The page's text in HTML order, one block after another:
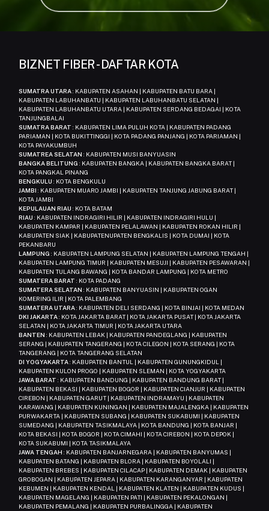
BIZNET FIBER - DAFTAR KOTA
SUMATRA UTARA: KABUPATEN ASAHAN | KABUPATEN BATU BARA |
KABUPATEN LABUHANBATU | KABUPATEN LABUHANBATU SELATAN |
KABUPATEN LABUHANBATU UTARA | KABUPATEN SERDANG BEDAGAI | KOTA
TANJUNGBALAI
SUMATRA BARAT : KABUPATEN LIMA PULUH KOTA | KABUPATEN PADANG
PARIAMAN | KOTA BUKITTINGGI | KOTA PADANG PANJANG | KOTA PARIAMAN |
KOTA PAYAKUMBUH
SUMATREA SELATAN : KABUPATEN MUSI BANYUASIN
BANGKA BELITUNG : KABUPATEN BANGKA | KABUPATEN BANGKA BARAT |
KOTA PANGKAL PINANG
BENGKULU : KOTA BENGKULU
JAMBI : KABUPATEN MUARO JAMBI | KABUPATEN TANJUNG JABUNG BARAT |
KOTA JAMBI
KEPULAUAN RIAU : KOTA BATAM
RIAU : KABUPATEN INDRAGIRI HILIR | KABUPATEN INDRAGIRI HULU |
KABUPATEN KAMPAR | KABUPATEN PELALAWAN | KABUPATEN ROKAN HILIR |
KABUPATEN SIAK | KABUPATENUPATEN BENGKALIS | KOTA DUMAI | KOTA
PEKANBARU
LAMPUNG : KABUPATEN LAMPUNG SELATAN | KABUPATEN LAMPUNG TENGAH |
KABUPATEN LAMPUNG TIMUR | KABUPATEN MESUJI | KABUPATEN PESAWARAN |
KABUPATEN TULANG BAWANG | KOTA BANDAR LAMPUNG | KOTA METRO
SUMATERA BARAT : KOTA PADANG
SUMATERA SELATAN : KABUPATEN BANYUASIN | KABUPATEN OGAN
KOMERING ILIR | KOTA PALEMBANG
SUMATERA UTARA: KABUPATEN DELI SERDANG | KOTA BINJAI | KOTA MEDAN
DKI JAKARTA: KOTA JAKARTA BARAT | KOTA JAKARTA PUSAT | KOTA JAKARTA
SELATAN | KOTA JAKARTA TIMUR | KOTA JAKARTA UTARA
BANTEN : KABUPATEN LEBAK | KABUPATEN PANDEGLANG | KABUPATEN
SERANG | KABUPATEN TANGERANG | KOTA CILEGON | KOTA SERANG | KOTA
TANGERANG | KOTA TANGERANG SELATAN
DI YOGYAKARTA: KABUPATEN BANTUL | KABUPATEN GUNUNGKIDUL |
KABUPATEN KULON PROGO | KABUPATEN SLEMAN | KOTA YOGYAKARTA
JAWA BARAT : KABUPATEN BANDUNG | KABUPATEN BANDUNG BARAT |
KABUPATEN BEKASI | KABUPATEN BOGOR | KABUPATEN CIANJUR | KABUPATEN
CIREBON | KABUPATEN GARUT | KABUPATEN INDRAMAYU | KABUPATEN
KARAWANG | KABUPATEN KUNINGAN | KABUPATEN MAJALENGKA | KABUPATEN
PURWAKARTA | KABUPATEN SUBANG | KABUPATEN SUKABUMI | KABUPATEN
SUMEDANG | KABUPATEN TASIKMALAYA | KOTA BANDUNG | KOTA BANJAR |
KOTA BEKASI | KOTA BOGOR | KOTA CIMAHI | KOTA CIREBON | KOTA DEPOK |
KOTA SUKABUMI | KOTA TASIKMALAYA
JAWA TENGAH : KABUPATEN BANJARNEGARA | KABUPATEN BANYUMAS |
KABUPATEN BATANG | KABUPATEN BLORA | KABUPATEN BOYOLALI |
KABUPATEN BREBES | KABUPATEN CILACAP | KABUPATEN DEMAK | KABUPATEN
GROBOGAN | KABUPATEN JEPARA | KABUPATEN KARANGANYAR | KABUPATEN
KEBUMEN | KABUPATEN KENDAL | KABUPATEN KLATEN | KABUPATEN KUDUS |
KABUPATEN MAGELANG | KABUPATEN PATI | KABUPATEN PEKALONGAN |
KABUPATEN PEMALANG | KABUPATEN PURBALINGGA | KABUPATEN